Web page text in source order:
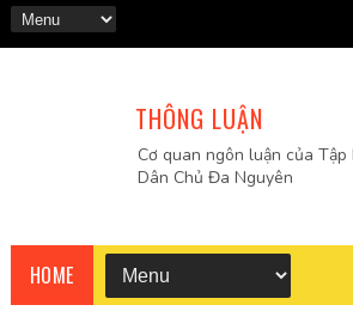
THÔNG LUẬN
Cơ quan ngôn luận của Tập
Dân Chủ Đa Nguyên
HOME